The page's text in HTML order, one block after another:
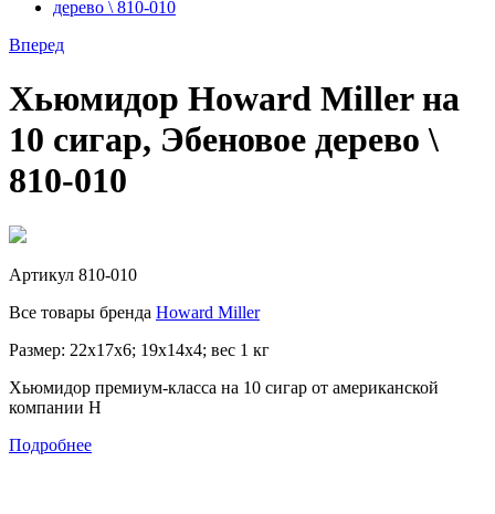
Вперед
Хьюмидор Howard Miller на
10 сигар, Эбеновое дерево \
810-010
Артикул 810-010
Все товары бренда Howard Miller
Размер: 22х17х6; 19х14х4; вес 1 кг
Хьюмидор премиум-класса на 10 сигар от американской
компании H
Подробнее